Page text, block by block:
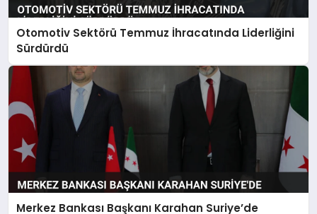
Otomotiv Sektörü Temmuz İhracatında Liderliğini
Sürdürdü
Merkez Bankası Başkanı Karahan Suriye’de